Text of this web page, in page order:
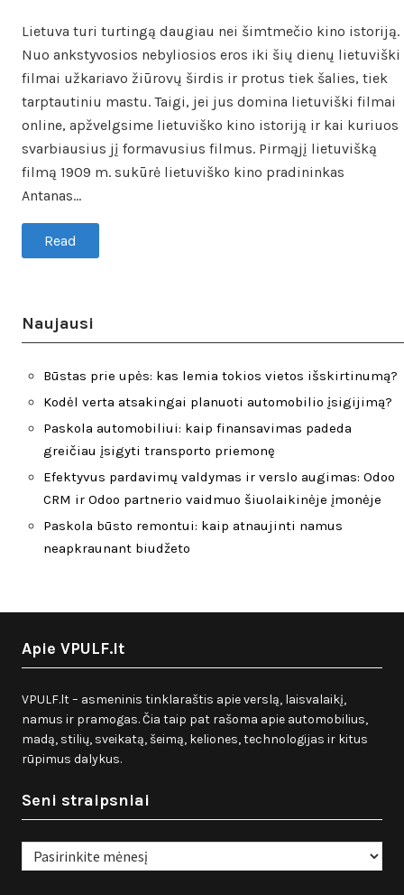
Lietuva turi turtingą daugiau nei šimtmečio kino istoriją.
Nuo ankstyvosios nebyliosios eros iki šių dienų lietuviški
filmai užkariavo žiūrovų širdis ir protus tiek šalies, tiek
tarptautiniu mastu. Taigi, jei jus domina lietuviški filmai
online, apžvelgsime lietuviško kino istoriją ir kai kuriuos
svarbiausius jį formavusius filmus. Pirmąjį lietuvišką
filmą 1909 m. sukūrė lietuviško kino pradininkas
Antanas…
Read
Naujausi
Būstas prie upės: kas lemia tokios vietos išskirtinumą?
Kodėl verta atsakingai planuoti automobilio įsigijimą?
Paskola automobiliui: kaip finansavimas padeda
greičiau įsigyti transporto priemonę
Efektyvus pardavimų valdymas ir verslo augimas: Odoo
CRM ir Odoo partnerio vaidmuo šiuolaikinėje įmonėje
Paskola būsto remontui: kaip atnaujinti namus
neapkraunant biudžeto
Apie VPULF.lt
VPULF.lt – asmeninis tinklaraštis apie verslą, laisvalaikį,
namus ir pramogas. Čia taip pat rašoma apie automobilius,
madą, stilių, sveikatą, šeimą, keliones, technologijas ir kitus
rūpimus dalykus.
Seni straipsniai
Seni
straipsniai